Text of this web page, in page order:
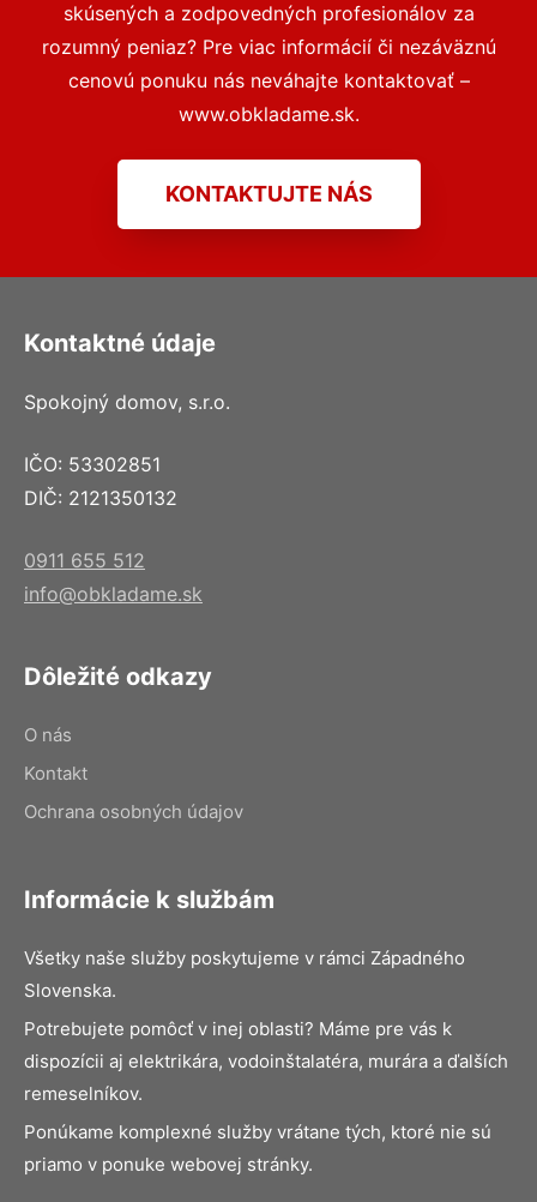
skúsených a zodpovedných profesionálov za
rozumný peniaz? Pre viac informácií či nezáväznú
cenovú ponuku nás neváhajte kontaktovať –
www.obkladame.sk.
KONTAKTUJTE NÁS
Kontaktné údaje
Spokojný domov, s.r.o.
IČO: 53302851
DIČ: 2121350132
0911 655 512
info@obkladame.sk
Dôležité odkazy
O nás
Kontakt
Ochrana osobných údajov
Informácie k službám
Všetky naše služby poskytujeme v rámci Západného
Slovenska.
Potrebujete pomôcť v inej oblasti? Máme pre vás k
dispozícii aj elektrikára, vodoinštalatéra, murára a ďalších
remeselníkov.
Ponúkame komplexné služby vrátane tých, ktoré nie sú
priamo v ponuke webovej stránky.